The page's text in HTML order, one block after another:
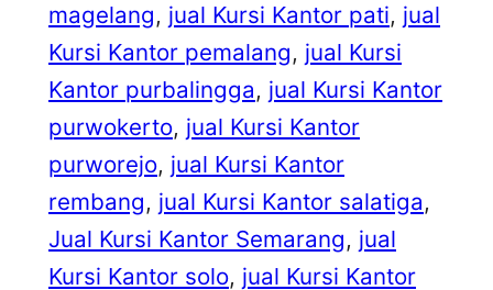
magelang, jual Kursi Kantor pati, jual
Kursi Kantor pemalang, jual Kursi
Kantor purbalingga, jual Kursi Kantor
purwokerto, jual Kursi Kantor
purworejo, jual Kursi Kantor
rembang, jual Kursi Kantor salatiga
Jual Kursi Kantor Semarang, jual
Kursi Kantor solo, jual Kursi Kantor